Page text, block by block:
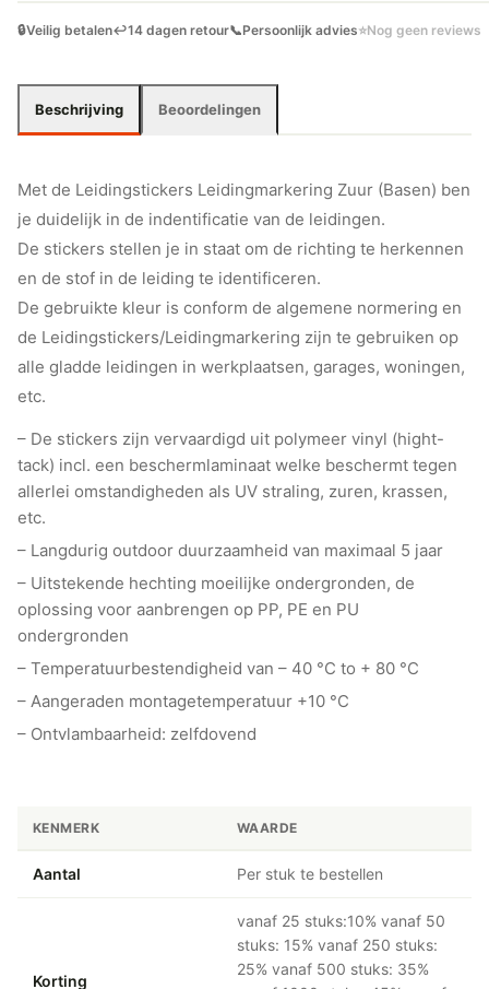
🔒Veilig betalen↩️14 dagen retour📞Persoonlijk advies⭐Nog geen reviews
Beschrijving Beoordelingen
Met de Leidingstickers Leidingmarkering Zuur (Basen) ben
je duidelijk in de indentificatie van de leidingen.
De stickers stellen je in staat om de richting te herkennen
en de stof in de leiding te identificeren.
De gebruikte kleur is conform de algemene normering en
de Leidingstickers/Leidingmarkering zijn te gebruiken op
alle gladde leidingen in werkplaatsen, garages, woningen,
etc.
– De stickers zijn vervaardigd uit polymeer vinyl (hight-
tack) incl. een beschermlaminaat welke beschermt tegen
allerlei omstandigheden als UV straling, zuren, krassen,
etc.
– Langdurig outdoor duurzaamheid van maximaal 5 jaar
– Uitstekende hechting moeilijke ondergronden, de
oplossing voor aanbrengen op PP, PE en PU
ondergronden
– Temperatuurbestendigheid van – 40 °C to + 80 °C
– Aangeraden montagetemperatuur +10 °C
– Ontvlambaarheid: zelfdovend
KENMERK WAARDE
Aantal Per stuk te bestellen
Korting
vanaf 25 stuks:10% vanaf 50
stuks: 15% vanaf 250 stuks:
25% vanaf 500 stuks: 35%